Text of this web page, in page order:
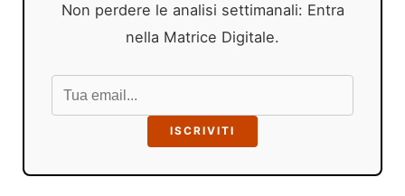
Non perdere le analisi settimanali: Entra
nella Matrice Digitale.
ISCRIVITI